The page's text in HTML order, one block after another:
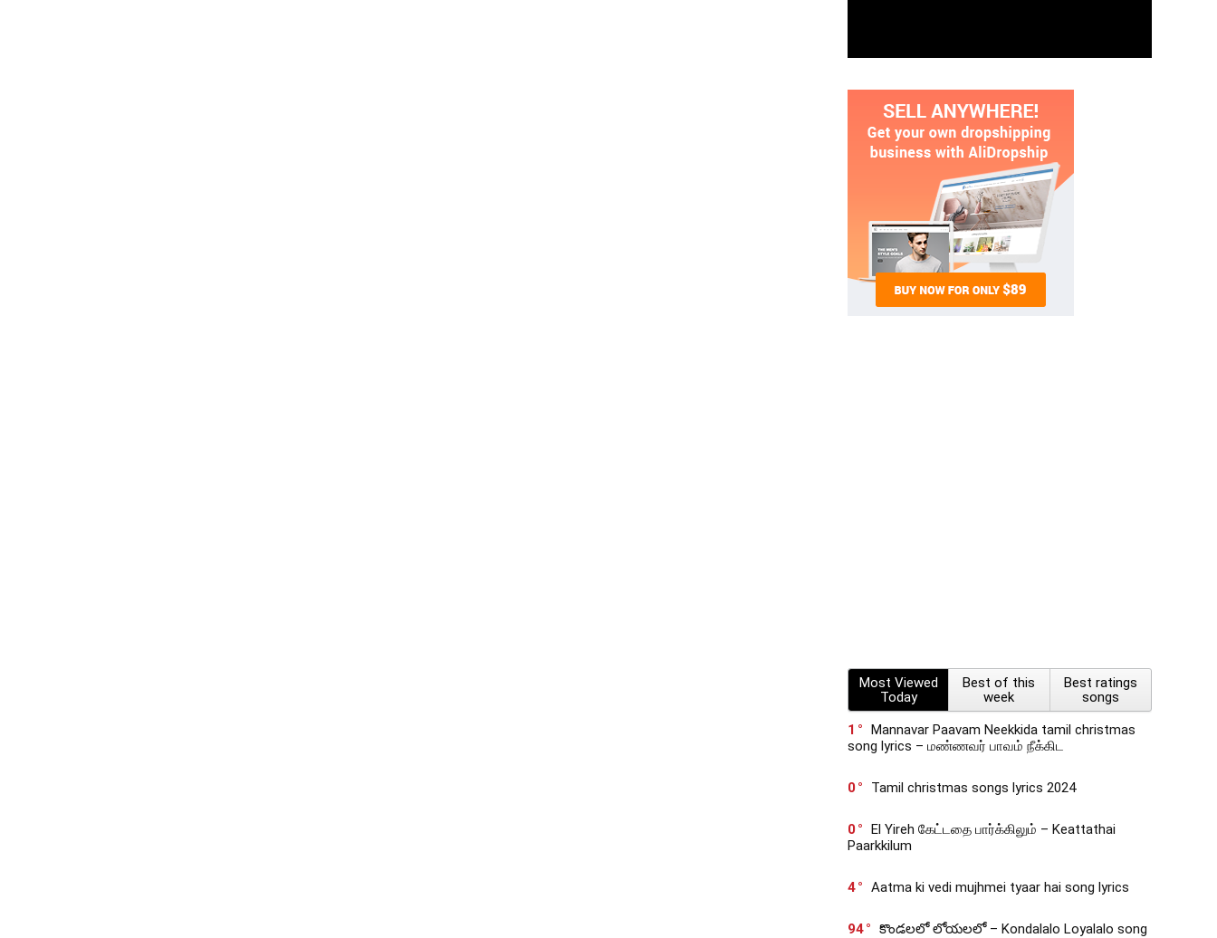
Most Viewed
Today
Best of this
week
Best ratings
songs
1
Mannavar Paavam Neekkida tamil christmas
song lyrics – மண்ணவர் பாவம் நீக்கிட
0 Tamil christmas songs lyrics 2024
0
El Yireh கேட்டதை பார்க்கிலும் – Keattathai
Paarkkilum
4 Aatma ki vedi mujhmei tyaar hai song lyrics
94
కొండలలో లోయలలో – Kondalalo Loyalalo song